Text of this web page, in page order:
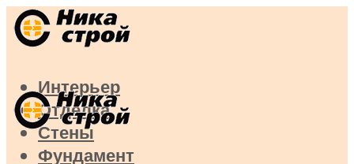
Интерьер
Отделка
Стены
Фундамент